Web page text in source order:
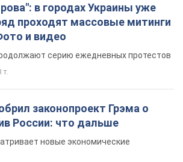
в городах Украины уже
проходят массовые митинги
и видео
серию ежедневных протестов
т.
законопроект Грэма о
России: что дальше
новые экономические